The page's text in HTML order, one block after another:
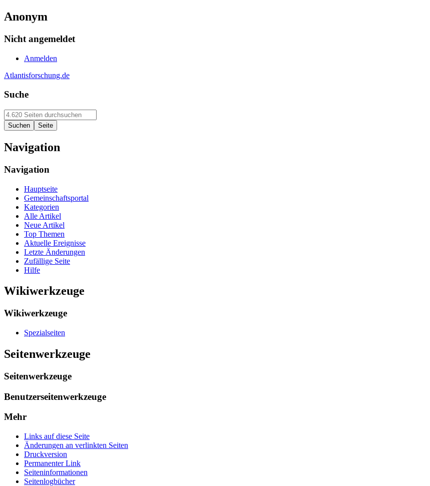
Anonym
Nicht angemeldet
Anmelden
Atlantisforschung.de
Suche
Navigation
Navigation
Hauptseite
Gemeinschaftsportal
Kategorien
Alle Artikel
Neue Artikel
Top Themen
Aktuelle Ereignisse
Letzte Änderungen
Zufällige Seite
Hilfe
Wikiwerkzeuge
Wikiwerkzeuge
Spezialseiten
Seitenwerkzeuge
Seitenwerkzeuge
Benutzerseitenwerkzeuge
Mehr
Links auf diese Seite
Änderungen an verlinkten Seiten
Druckversion
Permanenter Link
Seiten­informationen
Seitenlogbücher